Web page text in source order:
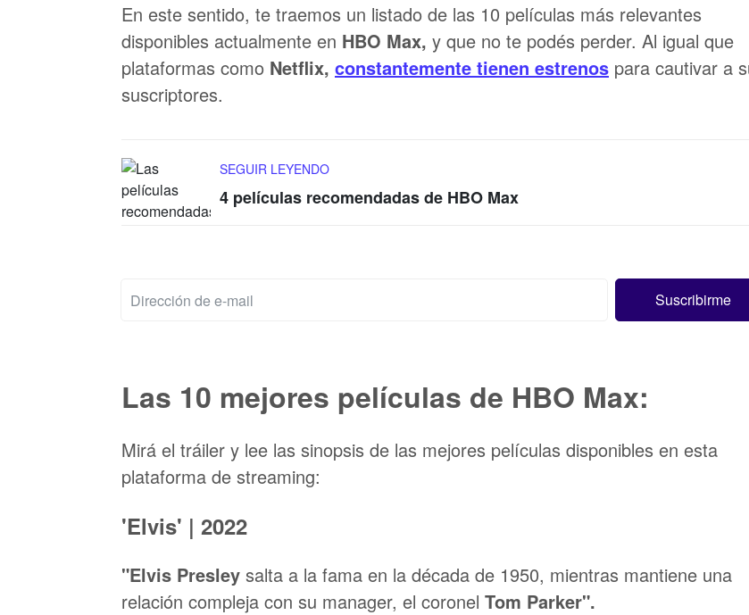
En este sentido, te traemos un listado de las 10 películas más relevantes
disponibles actualmente en HBO Max, y que no te podés perder. Al igual que
plataformas como Netflix, constantemente tienen estrenos para cautivar a
suscriptores.
SEGUIR LEYENDO
4 películas recomendadas de HBO Max
Las 10 mejores películas de HBO Max:
Mirá el tráiler y lee las sinopsis de las mejores películas disponibles en esta
plataforma de streaming:
'Elvis' | 2022
"Elvis Presley salta a la fama en la década de 1950, mientras mantiene una
relación compleja con su manager, el coronel Tom Parker".